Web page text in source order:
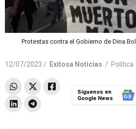
Protestas contra el Gobierno de Dina
12/07/2023 / Exitosa Noticias / Política
Síguenos en
Google News